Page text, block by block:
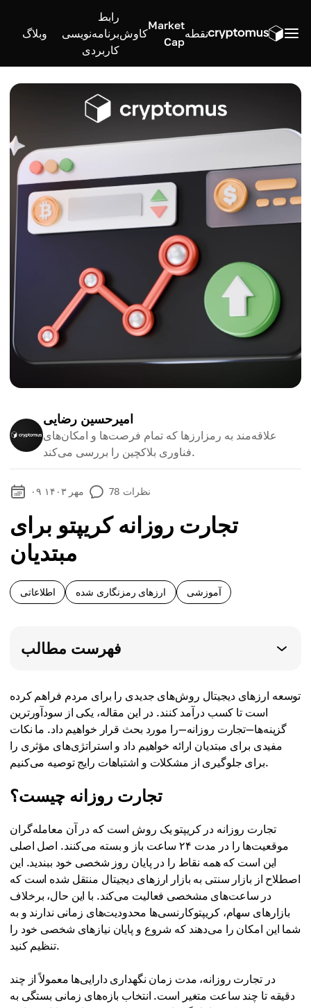
نقطه
Market
Cap
کاوش
رابط
برنامه‌نویسی
کاربردی
وبلاگ
امیرحسین رضایی
علاقه‌مند به رمزارزها که تمام فرصت‌ها و امکان‌های
فناوری بلاکچین را بررسی می‌کند.
۰۹ مهر ۱۴۰۳ 78 نظرات
تجارت روزانه کریپتو برای
مبتدیان
اطلاعاتی ارزهای رمزنگاری شده آموزشی
فهرست مطالب
توسعه ارزهای دیجیتال روش‌های جدیدی را برای مردم فراهم کرده
است تا کسب درآمد کنند. در این مقاله، یکی از سودآورترین
گزینه‌ها—تجارت روزانه—را مورد بحث قرار خواهیم داد. ما نکات
مفیدی برای مبتدیان ارائه خواهیم داد و استراتژی‌های مؤثری را
برای جلوگیری از مشکلات و اشتباهات رایج توصیه می‌کنیم.
تجارت روزانه چیست؟
تجارت روزانه در کریپتو یک روش است که در آن معامله‌گران
موقعیت‌ها را در مدت ۲۴ ساعت باز و بسته می‌کنند. اصل اصلی
این است که همه نقاط را در پایان روز شخصی خود ببندید. این
اصطلاح از بازار سنتی به بازار ارزهای دیجیتال منتقل شده است که
در ساعت‌های مشخصی فعالیت می‌کند. با این حال، برخلاف
بازارهای سهام، کریپتوکارنسی‌ها محدودیت‌های زمانی ندارند و به
شما این امکان را می‌دهند که شروع و پایان نیازهای شخصی خود را
تنظیم کنید.
در تجارت روزانه، مدت زمان نگهداری دارایی‌ها معمولاً از چند
دقیقه تا چند ساعت متغیر است. انتخاب بازه‌های زمانی بستگی به